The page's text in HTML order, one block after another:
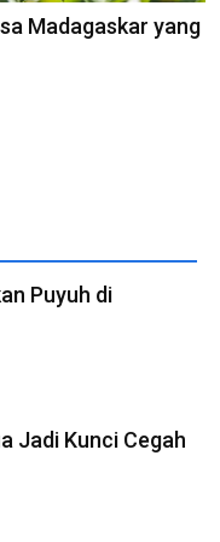
Madagaskar yang
Puyuh di
Jadi Kunci Cegah